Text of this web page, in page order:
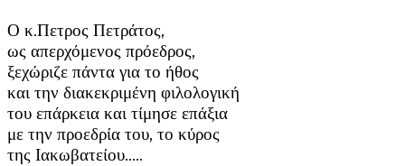
Ο κ.Πετρος Πετράτος,
ως απερχόμενος πρόεδρος,
ξεχώριζε πάντα για το ήθος
και την διακεκριμένη φιλολογική
του επάρκεια και τίμησε επάξια
με την προεδρία του, το κύρος
της Ιακωβατείου…..